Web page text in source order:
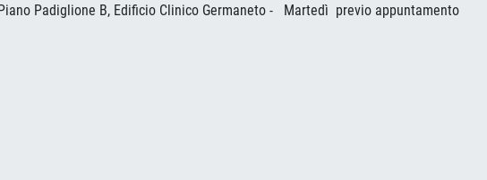
Padiglione B, Edificio Clinico Germaneto - Martedì previo appuntamento